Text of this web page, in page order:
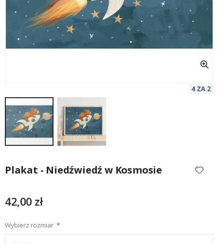
początek
Plakat - Niedźwiedź w Kosmosie
42,00 zł
Wybierz rozmiar